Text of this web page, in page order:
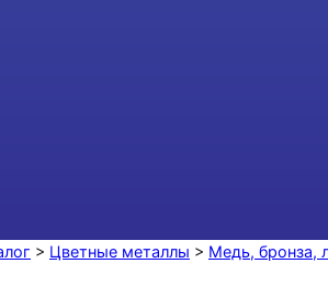
> Цветные металлы > Медь, бронза,